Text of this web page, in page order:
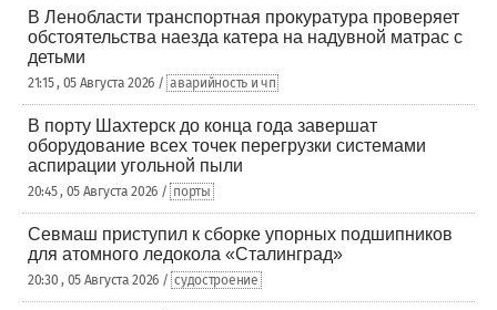
В Ленобласти транспортная прокуратура проверяет
обстоятельства наезда катера на надувной матрас с
детьми
21:15 , 05 Августа 2026 / аварийность и чп
В порту Шахтерск до конца года завершат
оборудование всех точек перегрузки системами
аспирации угольной пыли
20:45 , 05 Августа 2026 / порты
Севмаш приступил к сборке упорных подшипников
для атомного ледокола «Сталинград»
20:30 , 05 Августа 2026 / судостроение